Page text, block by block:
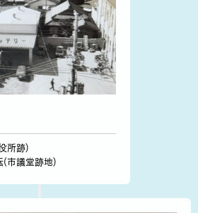
所跡)
(市議堂跡地)